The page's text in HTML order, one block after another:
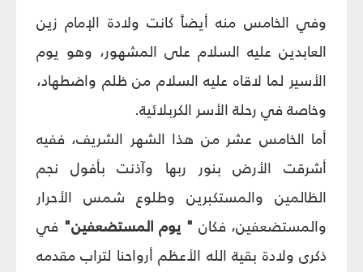
وفي الخامس منه أيضاً كانت ولادة الإمام زين
العابدين عليه السلام على المشهور، وهو يوم
الأسير لما لاقاه عليه السلام من ظلم واضطهاد،
وخاصة في رحلة الأسر الكربلائية.
أما الخامس عشر من هذا الشهر الشريف، ففيه
أشرقت الأرض بنور ربها وآذنت بأفول نجم
الظالمين والمستكبرين وطلوع شمس الأحرار
والمستضعفين، فكان " يوم المستضعفين" في
ذكرى ولادة بقية الله الأعظم أرواحنا لتراب مقدمه